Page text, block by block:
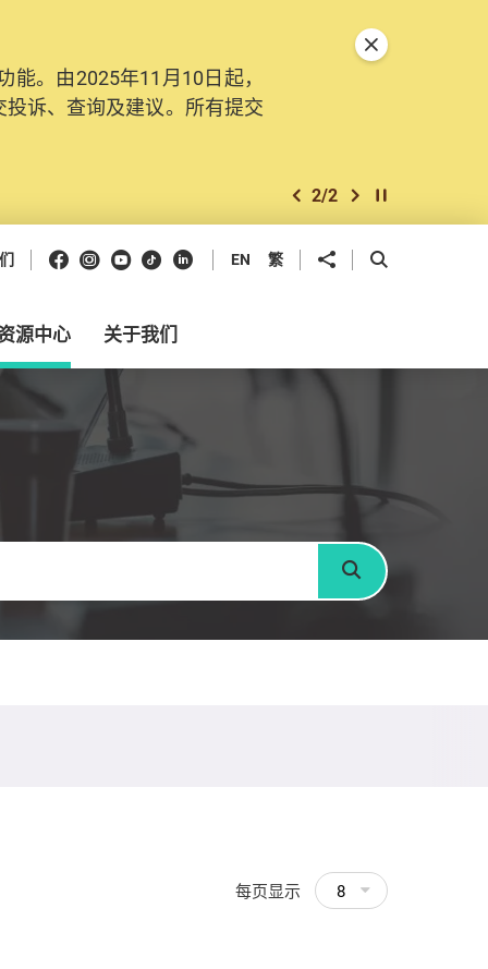
。由2025年11月10日起，
诉、查询及建议。所有提交
上一个
2/2 下一个开始/暂停幻灯
关闭特別通告
Facebook
Instagram
Youtube
抖音领英 EN 繁 分享到 开启搜寻框
源中心 关于我们
搜寻
每页显示 8